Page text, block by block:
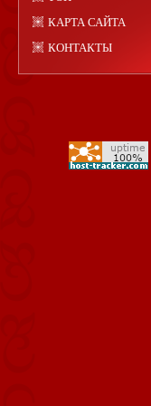
КАРТА САЙТА
КОНТАКТЫ